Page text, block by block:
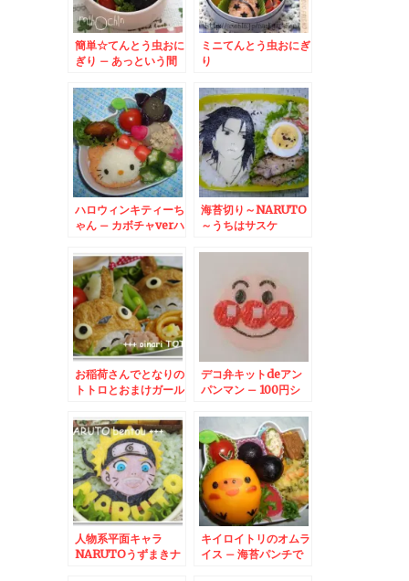
簡単☆てんとう虫おに
ぎり – あっという間
ミニてんとう虫おにぎ
り
ハロウィンキティーち
ゃん – カボチャverハ
海苔切り～NARUTO
～うちはサスケ
お稲荷さんでとなりの
トトロとおまけガール
デコ弁キットdeアン
パンマン – 100円シ
コ弁キット
人物系平面キャラ
NARUTOうずまきナ
キイロイトリのオムラ
イス – 海苔パンチで